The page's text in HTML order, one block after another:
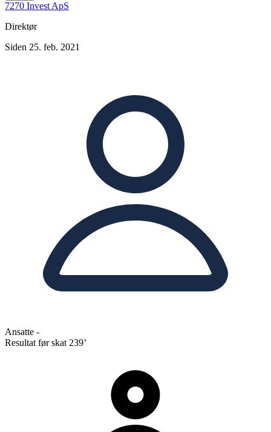
7270 Invest ApS
Direktør
Siden 25. feb. 2021
Ansatte -
Resultat før skat 239’